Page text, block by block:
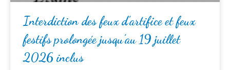
Interdiction des feux d’artifice et feux
festifs prolongée jusqu’au 19 juillet
2026 inclus